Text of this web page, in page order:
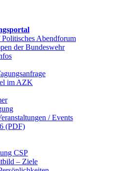
Abendforum
der Bundeswehr
im AZK
/ Events
(PDF)
CSP
– Ziele